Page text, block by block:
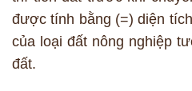
được tính bằng (=) diện
của loại đất nông nghiệp
đất.